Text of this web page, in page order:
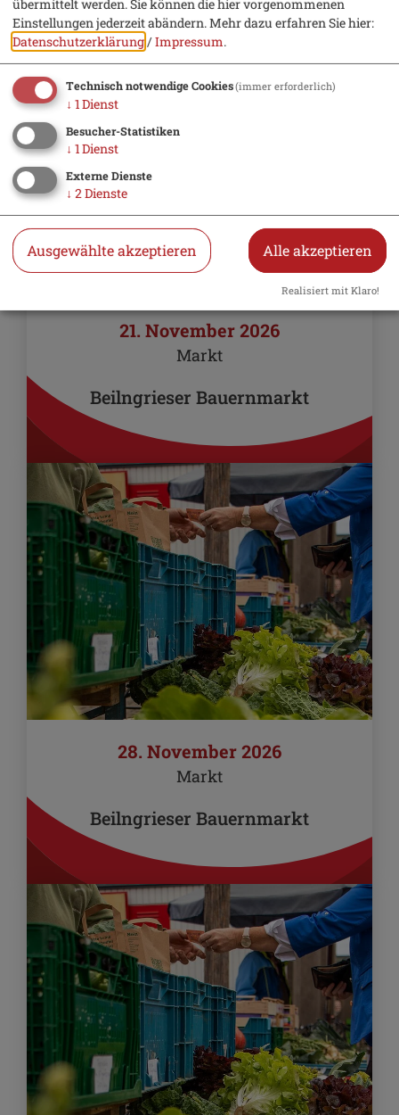
21. November 2026
Markt
Beilngrieser Bauernmarkt
28. November 2026
Markt
Beilngrieser Bauernmarkt
übermittelt werden. Sie können die hier vorgenommenen
Einstellungen jederzeit abändern.Mehr dazu erfahren Sie hier:
Datenschutzerklärung/Impressum.
Technisch notwendige Cookies(immer erforderlich)
↓ 1Dienst
Besucher-Statistiken
↓ 1Dienst
Externe Dienste
↓ 2 Dienste
Ausgewählte akzeptieren Alle akzeptieren
Realisiert mit Klaro!